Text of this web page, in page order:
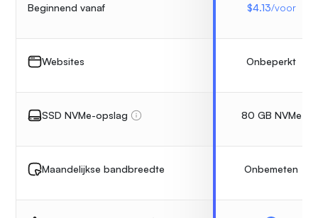
Beginnend vanaf
Websites
SSD NVMe-opslag
Maandelijkse bandbreedte
$4.13/voor
Onbeperkt
80 GB NVMe
Onbemeten